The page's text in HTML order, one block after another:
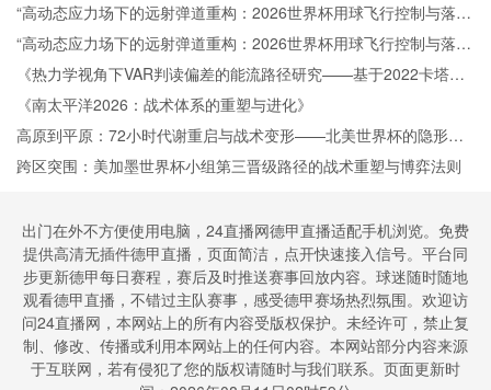
“高动态应力场下的远射弹道重构：2026世界杯用球飞行控制与落点
精度的技术解构”
“高动态应力场下的远射弹道重构：2026世界杯用球飞行控制与落点
精度的技术解构”
《热力学视角下VAR判读偏差的能流路径研究——基于2022卡塔尔
世界杯的实证检验》
《南太平洋2026：战术体系的重塑与进化》
高原到平原：72小时代谢重启与战术变形——北美世界杯的隐形博
弈
跨区突围：美加墨世界杯小组第三晋级路径的战术重塑与博弈法则
出门在外不方便使用电脑，24直播网德甲直播适配手机浏览。免费
提供高清无插件德甲直播，页面简洁，点开快速接入信号。平台同
步更新德甲每日赛程，赛后及时推送赛事回放内容。球迷随时随地
观看德甲直播，不错过主队赛事，感受德甲赛场热烈氛围。欢迎访
问24直播网，本网站上的所有内容受版权保护。未经许可，禁止复
制、修改、传播或利用本网站上的任何内容。本网站部分内容来源
于互联网，若有侵犯了您的版权请随时与我们联系。页面更新时